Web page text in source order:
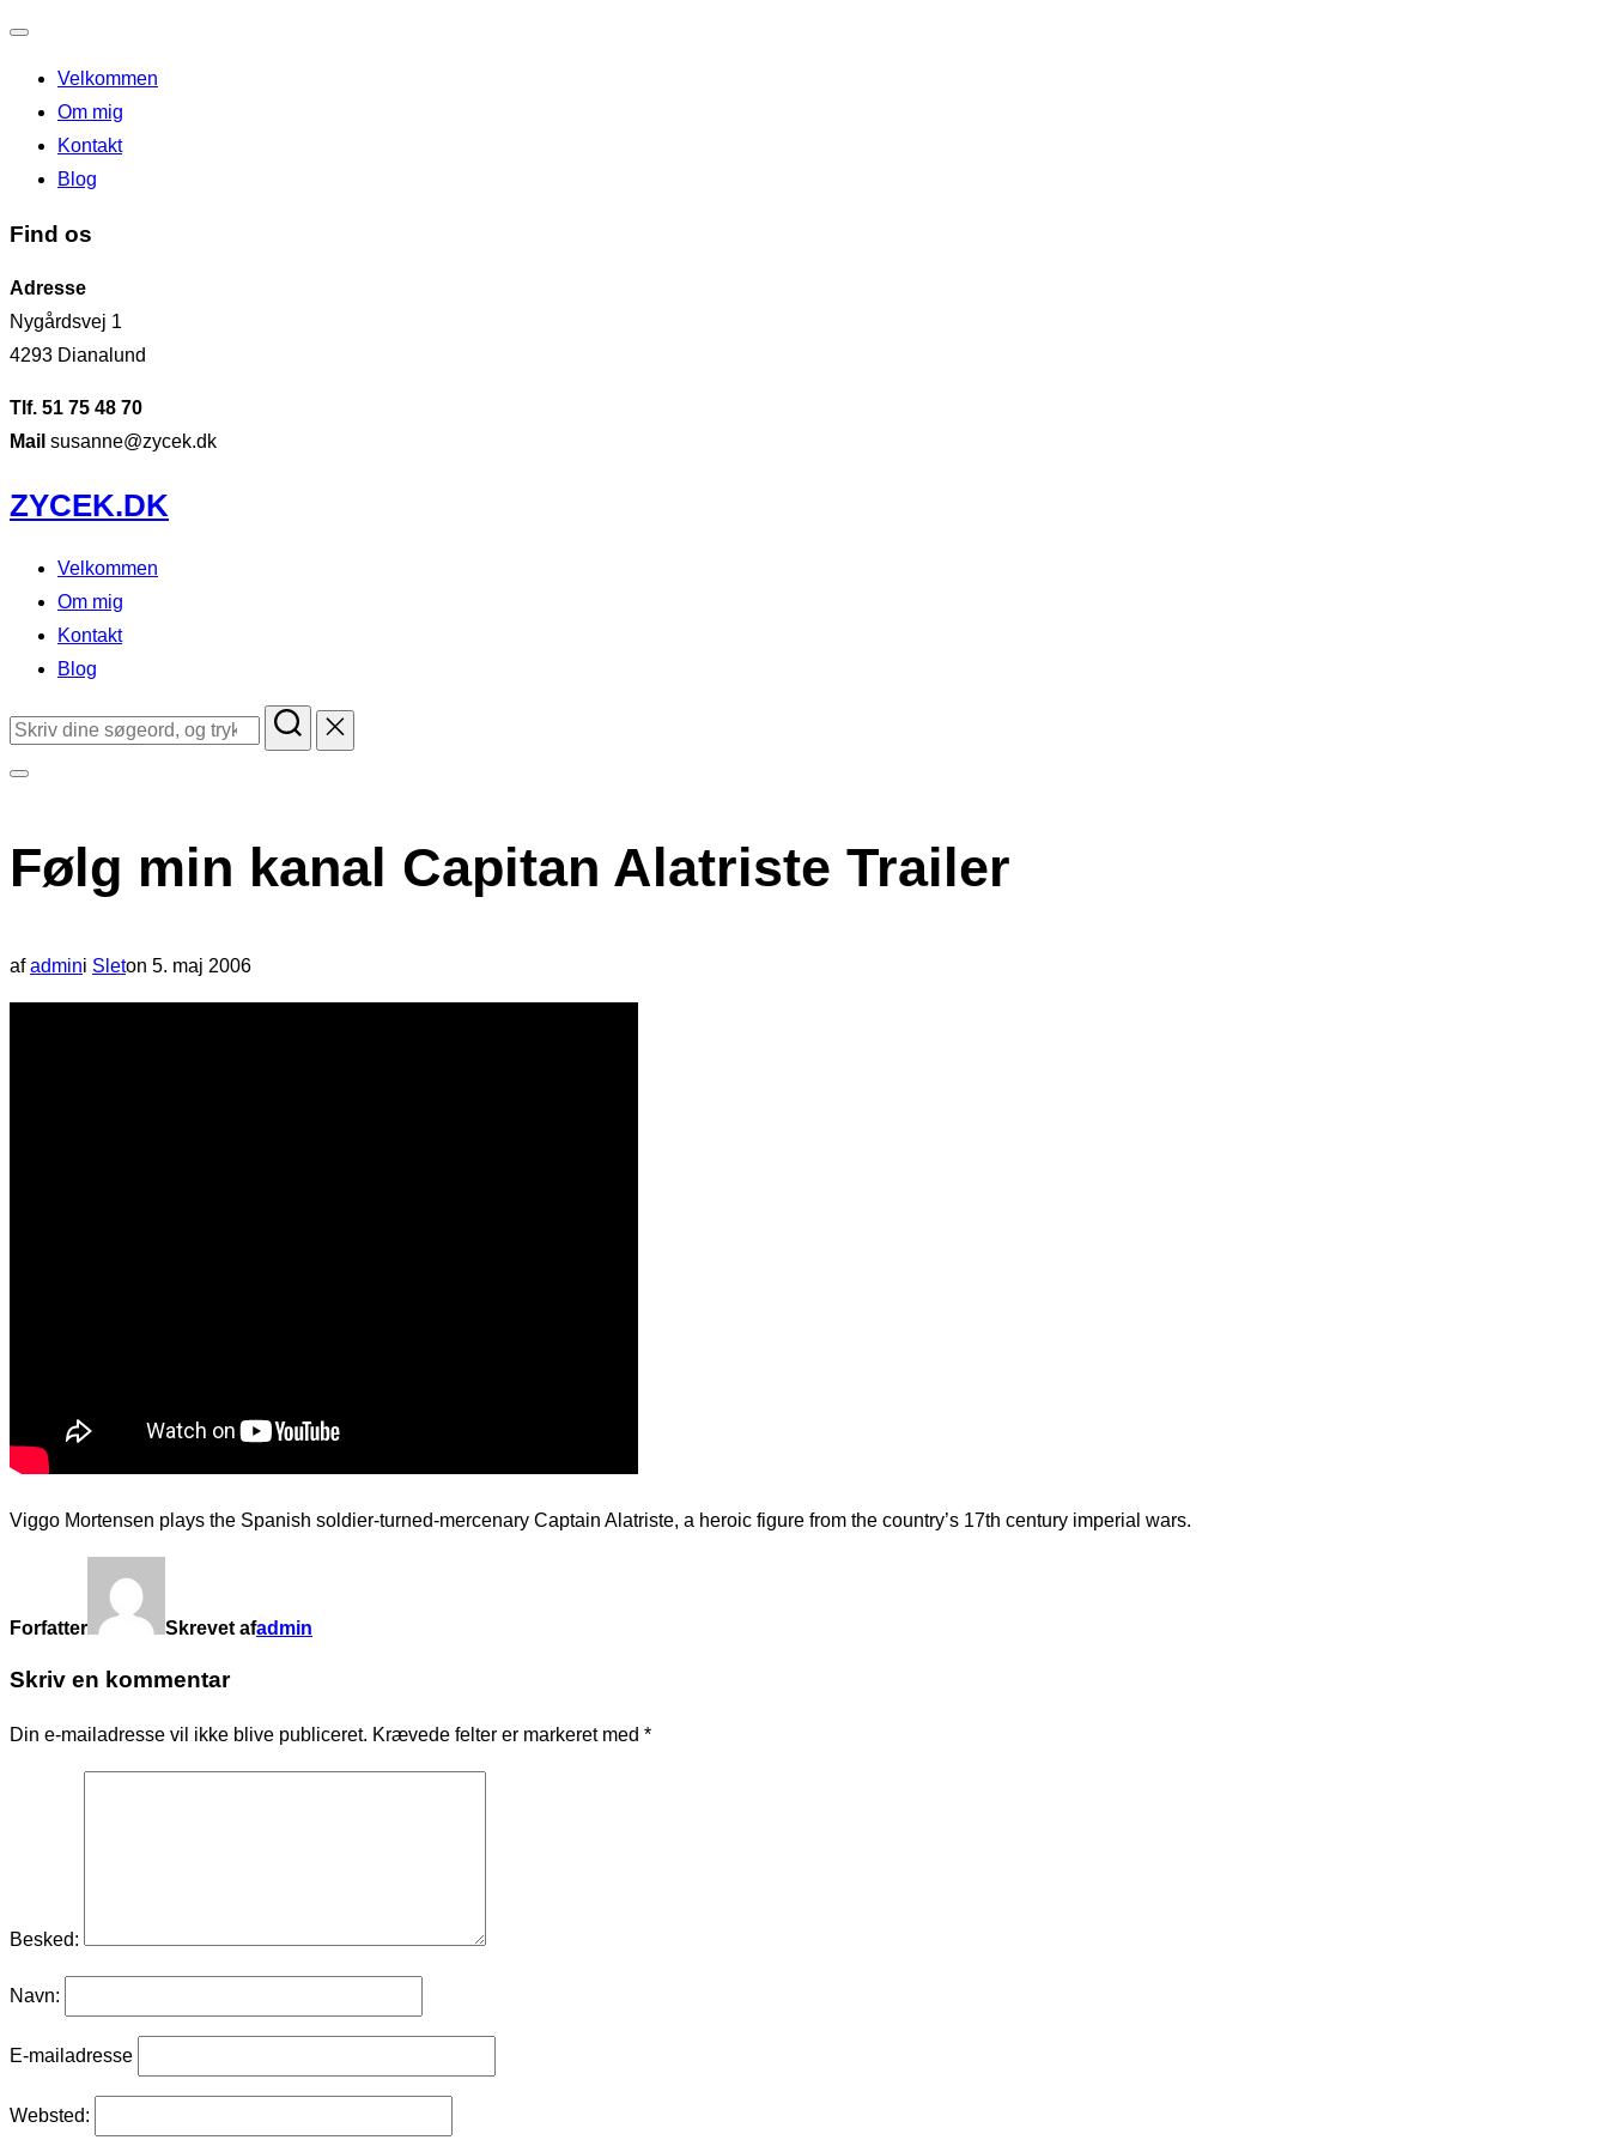
navigation
til/fra
Velkommen
Om mig
Kontakt
Blog
Find os
Adresse
Nygårdsvej 1
4293 Dianalund
Tlf. 51 75 48 70
Mail susanne@zycek.dk
Videre
til
indhold
ZYCEK.DK
Velkommen
Om mig
Kontakt
Blog
Søg
i
sidekolonne
Følg min kanal Capitan Alatriste Trailer
afadmini Sleton Udgivet
d.
5. maj 2006
Viggo Mortensen plays the Spanish soldier-turned-mercenary Captain Alatriste, a heroic figure from the country’s 17th century imperial wars.
Forfatter Skrevet afadmin
Skriv en kommentar
Din e-mailadresse vil ikke blive publiceret. Krævede felter er markeret med *
Besked:
Navn:
E-mailadresse
Websted: